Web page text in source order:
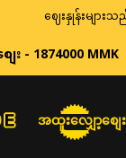
ဈေးနှုန်းများသ
း - 1874000 MMK
အထူးလျှော့စျေး